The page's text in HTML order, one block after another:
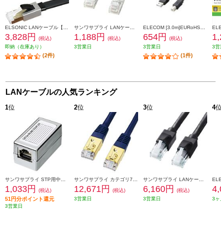
3,828円
(税込)
即納（在庫あり）
(2件)
1,188円
(税込)
3営業日
654円
(税込)
3営業日
(1件)
3営
LANケーブルの人気ランキング
1位
1,033円 (税込)
51円分ポイント還元
3営業日
2位
12,671円
(税込)
3営業日
3位
6,160円
(税込)
3営業日
4
3ヶ